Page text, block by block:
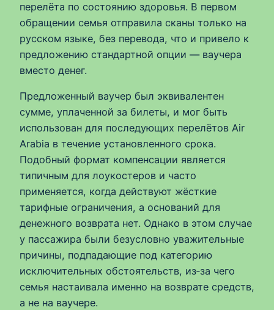
перелёта по состоянию здоровья. В первом
обращении семья отправила сканы только на
русском языке, без перевода, что и привело к
предложению стандартной опции — ваучера
вместо денег.
Предложенный ваучер был эквивалентен
сумме, уплаченной за билеты, и мог быть
использован для последующих перелётов Air
Arabia в течение установленного срока.
Подобный формат компенсации является
типичным для лоукостеров и часто
применяется, когда действуют жёсткие
тарифные ограничения, а оснований для
денежного возврата нет. Однако в этом случае
у пассажира были безусловно уважительные
причины, подпадающие под категорию
исключительных обстоятельств, из‑за чего
семья настаивала именно на возврате средств,
а не на ваучере.